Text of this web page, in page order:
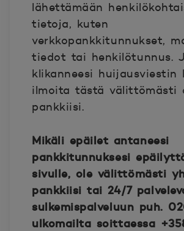
lähettämään
tietoja, kuten
verkkopankkitunnukset,
tiedot tai henkilötunnus.
klikanneesi huijausviestin
ilmoita tästä välittömästi
pankkiisi.
Mikäli epäilet antaneesi
pankkitunnuksesi
sivulle, ole välittömästi
pankkiisi tai 24/7
sulkemispalveluun puh.
ulkomailta soittaessa